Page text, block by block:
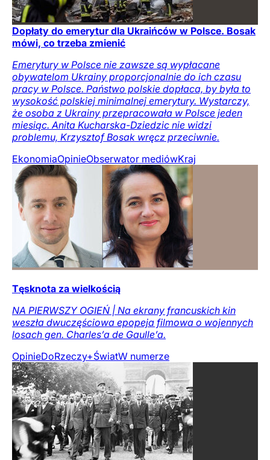
Dopłaty do emerytur dla Ukraińców w Polsce. Bosak
mówi, co trzeba zmienić
Emerytury w Polsce nie zawsze są wypłacane
obywatelom Ukrainy proporcjonalnie do ich czasu
pracy w Polsce. Państwo polskie dopłaca, by była to
wysokość polskiej minimalnej emerytury. Wystarczy,
że osoba z Ukrainy przepracowała w Polsce jeden
miesiąc. Anita Kucharska-Dziedzic nie widzi
problemu, Krzysztof Bosak wręcz przeciwnie.
EkonomiaOpinieObserwator mediówKraj
Tęsknota za wielkością
NA PIERWSZY OGIEŃ | Na ekrany francuskich kin
weszła dwuczęściowa epopeja filmowa o wojennych
losach gen. Charles’a de Gaulle’a.
OpinieDoRzeczy+ŚwiatW numerze